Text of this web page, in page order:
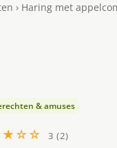
› Haring met
& amuses
3 (2)